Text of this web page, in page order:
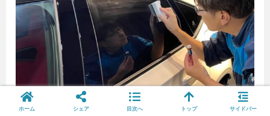
ホーム シェア 目次へ トップ サイドバー